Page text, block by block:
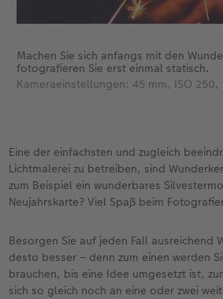
Machen Sie sich anfangs mit den
fotografieren Sie erst einmal statisch.
Kameraeinstellungen: 45 mm, ISO
Eine der einfachsten und zugleich
Lichtmalerei zu betreiben, sind
zum Beispiel ein wunderbares
Neujahrskarte? Viel Spaß beim
Besorgen Sie auf jeden Fall ausreichend
desto besser – denn zum einen werden
brauchen, bis eine Idee umgesetzt ist,
sich so gleich noch an eine oder zwei